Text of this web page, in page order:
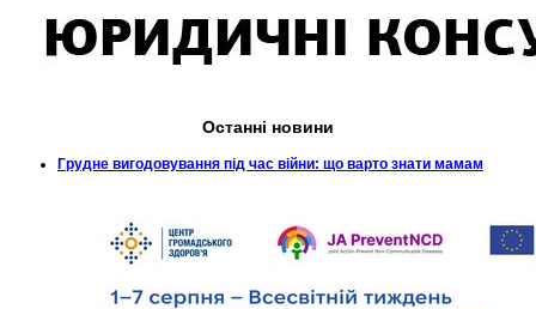
Останні новини
Грудне вигодовування під час війни: що варто знати мамам